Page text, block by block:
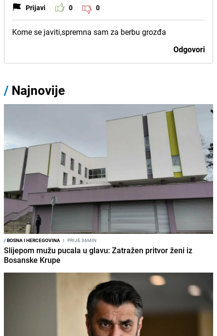
Prijavi 0 0
Kome se javiti,spremna sam za berbu grozđa
Odgovori
/ Najnovije
/BOSNA I HERCEGOVINA I PRIJE 36MIN
Slijepom mužu pucala u glavu: Zatražen pritvor ženi iz
Bosanske Krupe